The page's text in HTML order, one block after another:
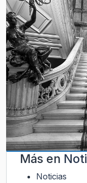
Más en
Noticias